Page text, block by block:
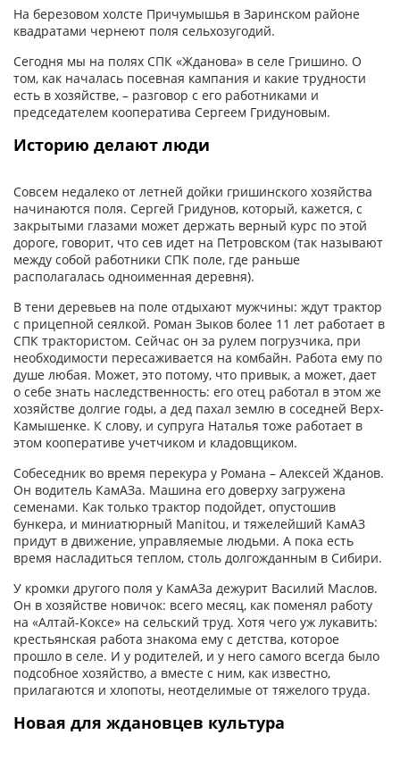
На березовом холсте Причумышья в Заринском районе
квадратами чернеют поля сельхозугодий.
Сегодня мы на полях СПК «Жданова» в селе Гришино. О
том, как началась посевная кампания и какие трудности
есть в хозяйстве, – разговор с его работниками и
председателем кооператива Сергеем Гридуновым.
Историю делают люди
Совсем недалеко от летней дойки гришинского хозяйства
начинаются поля. Сергей Гридунов, который, кажется, с
закрытыми глазами может держать верный курс по этой
дороге, говорит, что сев идет на Петровском (так называют
между собой работники СПК поле, где раньше
располагалась одноименная деревня).
В тени деревьев на поле отдыхают мужчины: ждут трактор
с прицепной сеялкой. Роман Зыков более 11 лет работает в
СПК трактористом. Сейчас он за рулем погрузчика, при
необходимости пересаживается на комбайн. Работа ему по
душе любая. Может, это потому, что привык, а может, дает
о себе знать наследственность: его отец работал в этом же
хозяйстве долгие годы, а дед пахал землю в соседней Верх-
Камышенке. К слову, и супруга Наталья тоже работает в
этом кооперативе учетчиком и кладовщиком.
Собеседник во время перекура у Романа – Алексей Жданов.
Он водитель КамАЗа. Машина его доверху загружена
семенами. Как только трактор подойдет, опустошив
бункера, и миниатюрный Manitou, и тяжелейший КамАЗ
придут в движение, управляемые людьми. А пока есть
время насладиться теплом, столь долгожданным в Сибири.
У кромки другого поля у КамАЗа дежурит Василий Маслов.
Он в хозяйстве новичок: всего месяц, как поменял работу
на «Алтай-Коксе» на сельский труд. Хотя чего уж лукавить:
крестьянская работа знакома ему с детства, которое
прошло в селе. И у родителей, и у него самого всегда было
подсобное хозяйство, а вместе с ним, как известно,
прилагаются и хлопоты, неотделимые от тяжелого труда.
Новая для ждановцев культура